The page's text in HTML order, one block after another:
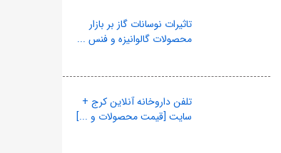
تاثیرات نوسانات گاز بر بازار
محصولات گالوانیزه و فنس ...
تلفن داروخانه آنلاین کرج +
سایت [قیمت محصولات و ...]